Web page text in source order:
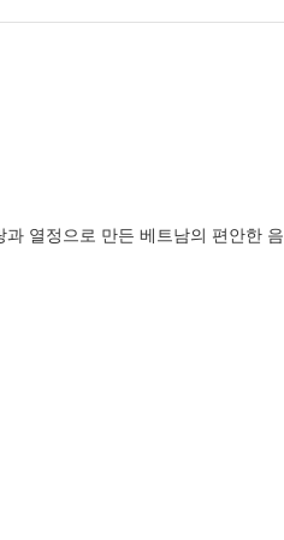
열정으로 만든 베트남의 편안한 음